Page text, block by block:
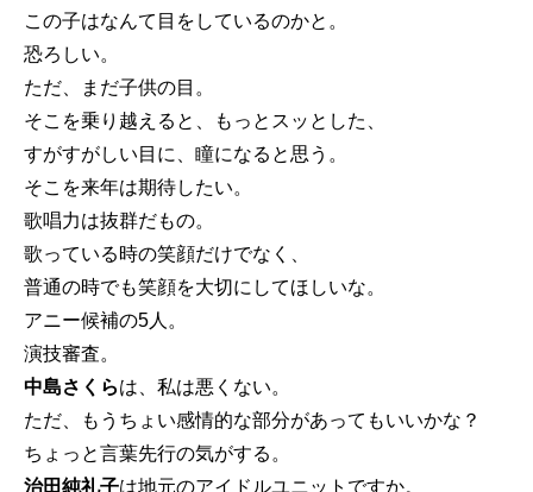
この子はなんて目をしているのかと。
恐ろしい。
ただ、まだ子供の目。
そこを乗り越えると、もっとスッとした、
すがすがしい目に、瞳になると思う。
そこを来年は期待したい。
歌唱力は抜群だもの。
歌っている時の笑顔だけでなく、
普通の時でも笑顔を大切にしてほしいな。
アニー候補の5人。
演技審査。
中島さくらは、私は悪くない。
ただ、もうちょい感情的な部分があってもいいかな？
ちょっと言葉先行の気がする。
治田純礼子は地元のアイドルユニットですか。